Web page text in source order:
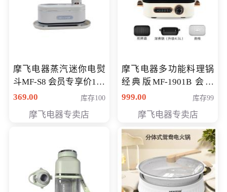
摩飞电器蒸汽迷你电熨
斗MF-S8 会员专享价168
元
369.00 库存100
摩飞电器专卖店
摩飞电器多功能料理锅
经典版MF-1901B 会员
专享价399元
999.00 库存99
摩飞电器专卖店